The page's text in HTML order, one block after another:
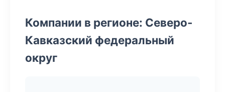
Компании в регионе: Северо-
Кавказский федеральный
округ